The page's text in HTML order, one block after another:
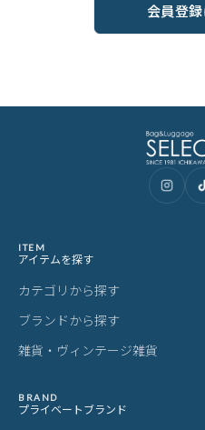
会員登
ITEM
アイテムを探す
カテゴリから探す
ブランドから探す
雑貨・ヴィンテージ雑貨
BRAND
プライベートブランド